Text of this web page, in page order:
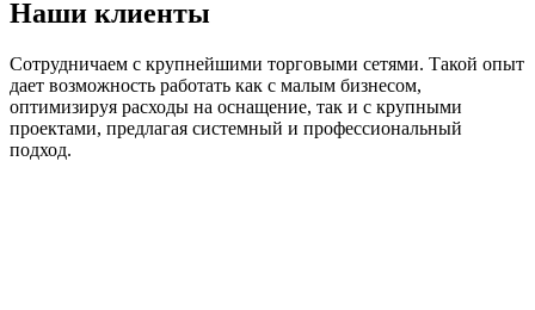
Наши клиенты
Сотрудничаем с крупнейшими торговыми сетями. Такой опыт
дает возможность работать как с малым бизнесом,
оптимизируя расходы на оснащение, так и с крупными
проектами, предлагая системный и профессиональный
подход.